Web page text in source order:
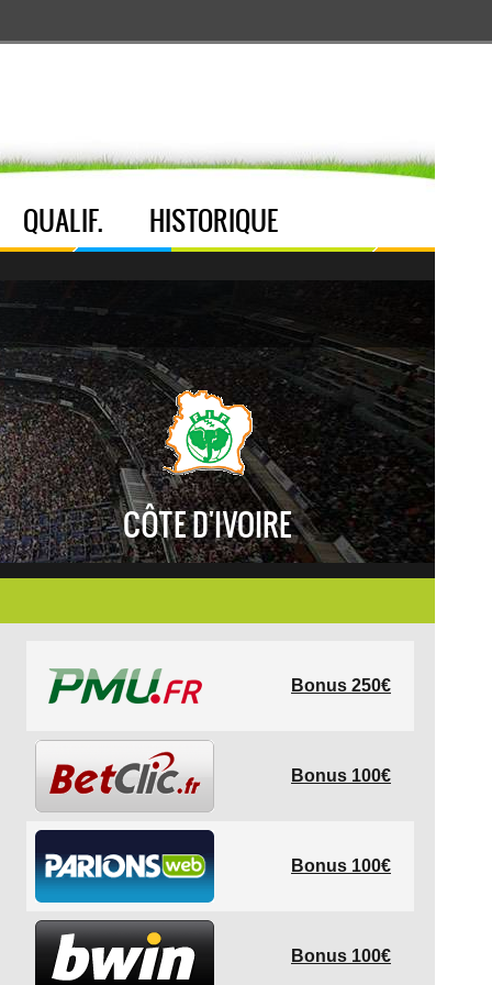
QUALIF. HISTORIQUE
CÔTE D'IVOIRE
Bonus 250€
Bonus 100€
Bonus 100€
Bonus 100€